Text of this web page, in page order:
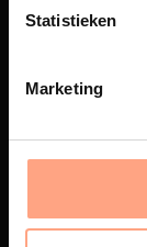
Statistieken
Marketing
eigen